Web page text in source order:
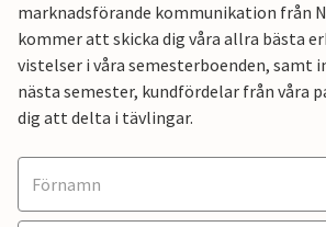
marknadsförande kommunikation från
kommer att skicka dig våra allra bästa
vistelser i våra semesterboenden, samt
nästa semester, kundfördelar från våra
dig att delta i tävlingar.